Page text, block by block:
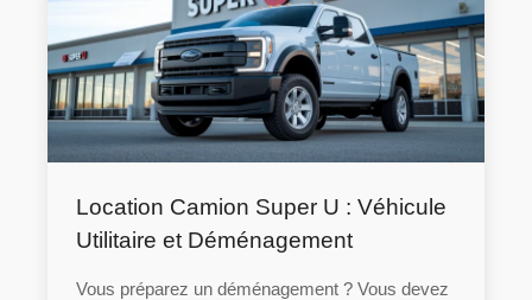
Location Camion Super U : Véhicule
Utilitaire et Déménagement
Vous préparez un déménagement ? Vous devez